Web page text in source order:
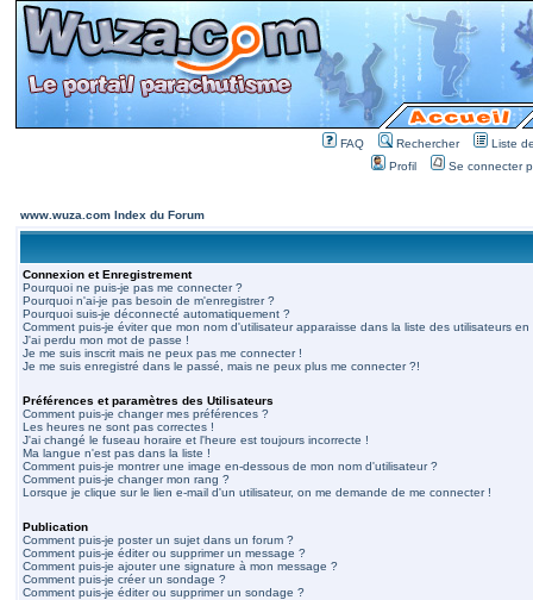
FAQ Rechercher
Liste
Profil
Se connecter
www.wuza.com Index du Forum
Connexion et Enregistrement
Pourquoi ne puis-je pas me connecter ?
Pourquoi n'ai-je pas besoin de m'enregistrer ?
Pourquoi suis-je déconnecté automatiquement ?
Comment puis-je éviter que mon nom d'utilisateur apparaisse dans la liste des utilisateurs en
J'ai perdu mon mot de passe !
Je me suis inscrit mais ne peux pas me connecter !
Je me suis enregistré dans le passé, mais ne peux plus me connecter ?!
Préférences et paramètres des Utilisateurs
Comment puis-je changer mes préférences ?
Les heures ne sont pas correctes !
J'ai changé le fuseau horaire et l'heure est toujours incorrecte !
Ma langue n'est pas dans la liste !
Comment puis-je montrer une image en-dessous de mon nom d'utilisateur ?
Comment puis-je changer mon rang ?
Lorsque je clique sur le lien e-mail d'un utilisateur, on me demande de me connecter !
Publication
Comment puis-je poster un sujet dans un forum ?
Comment puis-je éditer ou supprimer un message ?
Comment puis-je ajouter une signature à mon message ?
Comment puis-je créer un sondage ?
Comment puis-je éditer ou supprimer un sondage ?